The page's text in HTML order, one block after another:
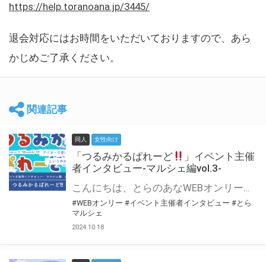
https://help.toranoana.jp/3445/
退会対応にはお時間をいただいておりますので、あら
かじめご了承ください。
関連記事
同人 女性向け
「つるみかるぱれーど
」イベント主催
者インタビュー-マルシェ編vol.3-
こんにちは、とらのあなWEBオンリー運営スタッフです。 新たにお届けする、イベント主催者インタビュー-マルシェ編-は、 とらのあなWEBオンリー「マルシェ」をご利用した主催様に 「マルシェ」を使って開催した感想や心がけをお聞きする企画です。 今回は、WEBオンリー初開催「つるみかるぱれーど
#WEBオンリー #イベント主催者インタビュー #とら
マルシェ
2024.10.18